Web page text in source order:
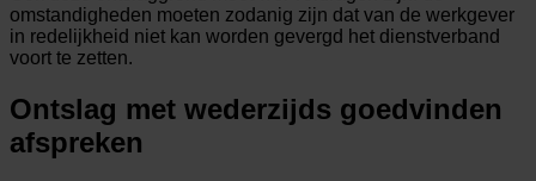
omstandigheden moeten zodanig zijn dat van de werkgever
in redelijkheid niet kan worden gevergd het dienstverband
voort te zetten.
Ontslag met wederzijds goedvinden
afspreken